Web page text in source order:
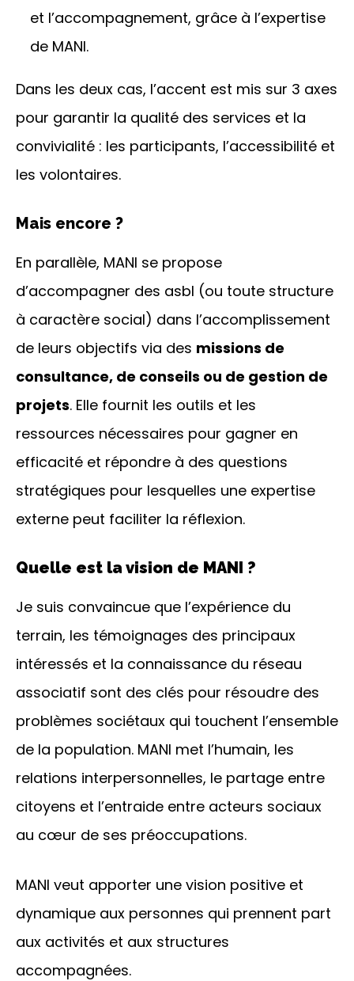
et l’accompagnement, grâce à l’expertise
de MANI.
Dans les deux cas, l’accent est mis sur 3 axes
pour garantir la qualité des services et la
convivialité : les participants, l’accessibilité et
les volontaires.
Mais encore ?
En parallèle, MANI se propose
d’accompagner des asbl (ou toute structure
à caractère social) dans l’accomplissement
de leurs objectifs via des missions de
consultance, de conseils ou de gestion de
projets. Elle fournit les outils et les
ressources nécessaires pour gagner en
efficacité et répondre à des questions
stratégiques pour lesquelles une expertise
externe peut faciliter la réflexion.
Quelle est la vision de MANI ?
Je suis convaincue que l’expérience du
terrain, les témoignages des principaux
intéressés et la connaissance du réseau
associatif sont des clés pour résoudre des
problèmes sociétaux qui touchent l’ensemble
de la population. MANI met l’humain, les
relations interpersonnelles, le partage entre
citoyens et l’entraide entre acteurs sociaux
au cœur de ses préoccupations.
MANI veut apporter une vision positive et
dynamique aux personnes qui prennent part
aux activités et aux structures
accompagnées.